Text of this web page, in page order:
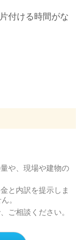
付ける時間がな
や、現場や建物の
と内訳を提示しま
。
ご相談ください。